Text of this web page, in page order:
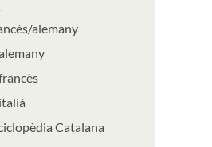
alemany
Catalana